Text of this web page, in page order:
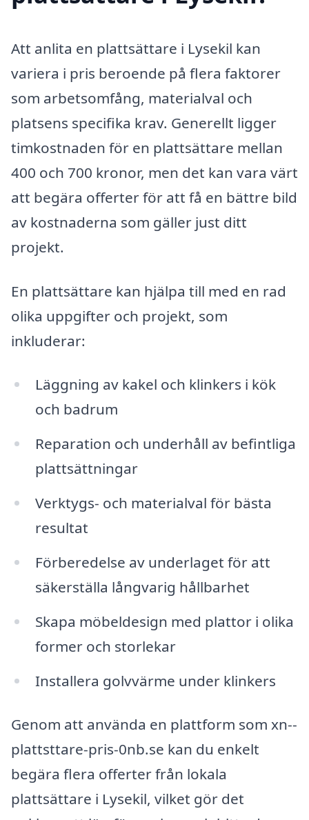
Att anlita en plattsättare i Lysekil kan
variera i pris beroende på flera faktorer
som arbetsomfång, materialval och
platsens specifika krav. Generellt ligger
timkostnaden för en plattsättare mellan
400 och 700 kronor, men det kan vara värt
att begära offerter för att få en bättre bild
av kostnaderna som gäller just ditt
projekt.
En plattsättare kan hjälpa till med en rad
olika uppgifter och projekt, som
inkluderar:
Läggning av kakel och klinkers i kök
och badrum
Reparation och underhåll av befintliga
plattsättningar
Verktygs- och materialval för bästa
resultat
Förberedelse av underlaget för att
säkerställa långvarig hållbarhet
Skapa möbeldesign med plattor i olika
former och storlekar
Installera golvvärme under klinkers
Genom att använda en plattform som xn--
plattsttare-pris-0nb.se kan du enkelt
begära flera offerter från lokala
plattsättare i Lysekil, vilket gör det